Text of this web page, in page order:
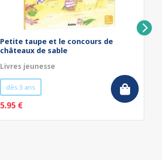
Petite taupe et le concours de
châteaux de sable
Livres jeunesse
dès 3 ans
5.95 €